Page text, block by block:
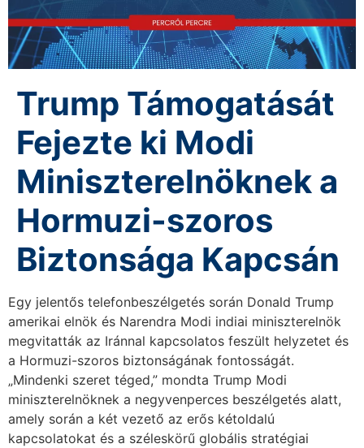
Trump Támogatását
Fejezte ki Modi
Miniszterelnöknek a
Hormuzi-szoros
Biztonsága Kapcsán
Egy jelentős telefonbeszélgetés során Donald Trump
amerikai elnök és Narendra Modi indiai miniszterelnök
megvitatták az Iránnal kapcsolatos feszült helyzetet és
a Hormuzi-szoros biztonságának fontosságát.
„Mindenki szeret téged,” mondta Trump Modi
miniszterelnöknek a negyvenperces beszélgetés alatt,
amely során a két vezető az erős kétoldalú
kapcsolatokat és a széleskörű globális stratégiai